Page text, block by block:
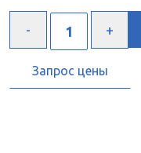
Запрос цены